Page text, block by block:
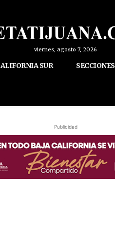
viernes, agosto 7, 2026
SUR SECCIONES
Publicidad